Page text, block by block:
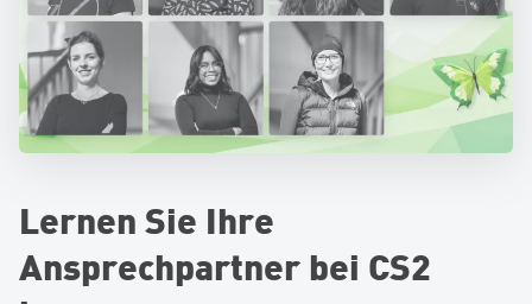
Lernen Sie Ihre
Ansprechpartner bei CS2